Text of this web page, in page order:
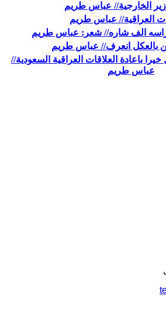
الخارجية// عباس طريم
العراقية// عباس طريم
الف شاره// شعر: عباس طريم
بالعكل انعرف// عباس طريم
باعادة العلاقات العراقية السعودية//
عباس طريم